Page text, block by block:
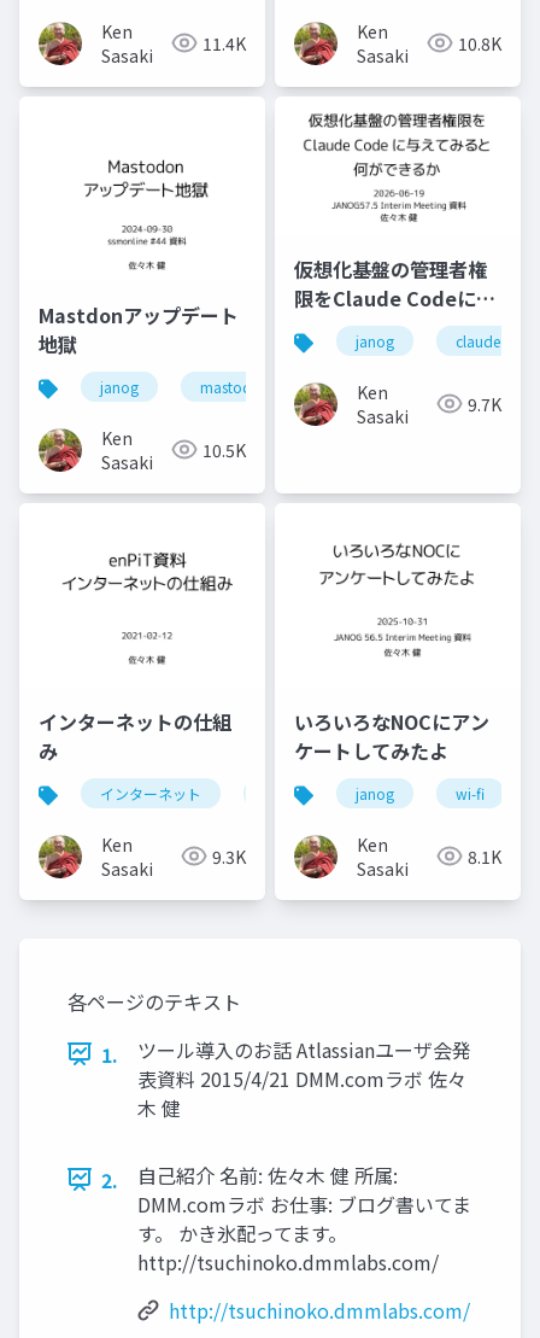
Ken
Sasaki
11.4K
Ken
Sasaki
10.8K
Mastdonアップデート
地獄
janog mastodon chatgpt
Ken
Sasaki
10.5K
仮想化基盤の管理者権
限をClaude Codeに与
えてみると何ができる
か
janog claude code
Ken
Sasaki
9.7K
インターネットの仕組
み
インターネット internet enpit
Ken
Sasaki
9.3K
いろいろなNOCにアン
ケートしてみたよ
janog wi-fi
Ken
Sasaki
8.1K
各ページのテキスト
1.
ツール導入のお話 Atlassianユーザ会発
表資料 2015/4/21 DMM.comラボ 佐々
木 健
2.
自己紹介 名前: 佐々木 健 所属:
DMM.comラボ お仕事: ブログ書いてま
す。 かき氷配ってます。
http://tsuchinoko.dmmlabs.com/
http://tsuchinoko.dmmlabs.com/